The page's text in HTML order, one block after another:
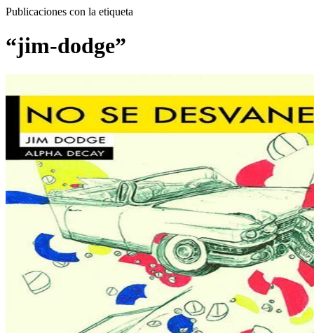
Publicaciones con la etiqueta
“jim-dodge”